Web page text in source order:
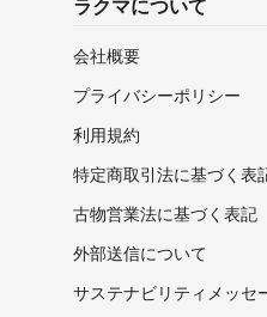
会社概要
プライバシーポリシー
利用規約
特定商取引法に基づく表
古物営業法に基づく表記
外部送信について
サステナビリティメッセ